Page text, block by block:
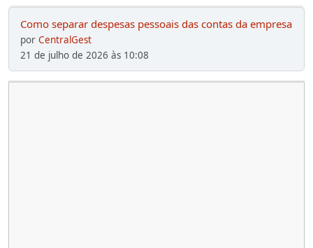
Como separar despesas pessoais das contas da empresa
por CentralGest
21 de julho de 2026 às 10:08